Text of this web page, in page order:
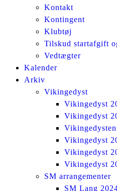
Kontakt
Kontingent
Klubtøj
Tilskud startafgift
Vedtægter
Kalender
Arkiv
Vikingedyst
Vikingedyst
Vikingedyst
Vikingedyst
Vikingedyst
Vikingedyst
SM arrangementer
SM Lang